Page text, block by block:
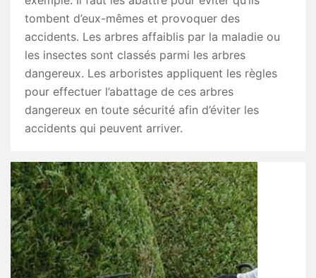
tombent d’eux-mêmes et provoquer des
accidents. Les arbres affaiblis par la maladie ou
les insectes sont classés parmi les arbres
dangereux. Les arboristes appliquent les règles
pour effectuer l’abattage de ces arbres
dangereux en toute sécurité afin d’éviter les
accidents qui peuvent arriver.